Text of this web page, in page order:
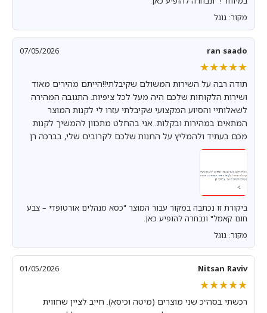
מקור: גוגל
ran saado
07/05/2026
★★★★★
★★★★★
תודה רבה על השירות המשולם שקיבלתי!!הייתם מהירים מאוד
ושירות הלקוחות שלכם היה מעל לכל ציפיות. התגובה המהירה
לשאלותיי והסיוע המקצועי שקיבלתי עזרו לי לקנות המוצר
המתאים במהירות ובקלות. אני בהחלט מתכוון להמשיך לקנות
מכם בעתיד ולהמליץ על החנות שלכם לקרובים שלי, בברכה רן
ביקורת זו נכתבה במקור עבור המוצר "כסא מנהלים אורטופדי – צבע
חום קאמל" ונבחרה להופיע כאן.
מקור: גוגל
Nitsan Raviv
01/05/2026
★★★★★
★★★★★
רכשתי בסה״כ שני מוצרים (מיטה וכיסא). חייב לציין שחווית